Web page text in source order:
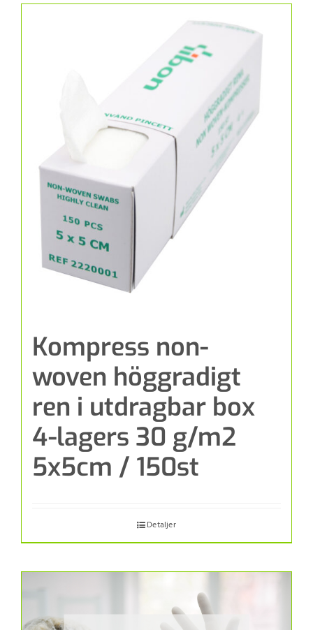
Kompress non-
woven höggradigt
ren i utdragbar box
4-lagers 30 g/m2
5x5cm / 150st
Detaljer